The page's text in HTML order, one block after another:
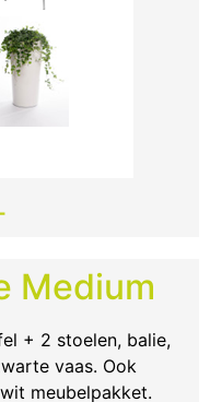
Medium
+ 2 stoelen, balie,
vaas. Ook
meubelpakket.